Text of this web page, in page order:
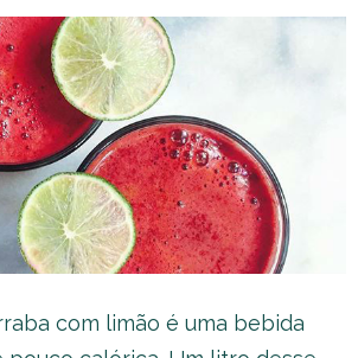
com limão é uma bebida